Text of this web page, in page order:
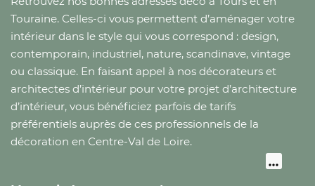
Touraine. Celles-ci vous permettent d’aménager votre
intérieur dans le style qui vous correspond : design,
contemporain, industriel, nature, scandinave, vintage
ou classique. En faisant appel à nos décorateurs et
architectes d’intérieur pour votre projet d’architecture
d’intérieur, vous bénéficiez parfois de tarifs
préférentiels auprès de ces professionnels de la
décoration en Centre-Val de Loire.